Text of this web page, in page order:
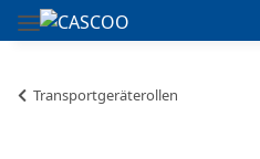
Transportgeräterollen